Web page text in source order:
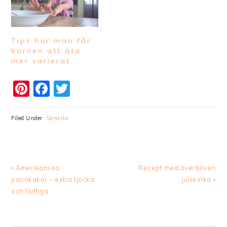
Tips hur man får
barnen att äta
mer varierat
Pinterest
Facebook
Filed Under: Senaste
Previous
Post:
« Amerikanska
pannkakor – extra tjocka
och fluffiga
Next
Recept med överbliven
julskinka »